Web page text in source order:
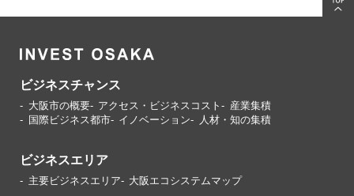
ビジネスチャンス
大阪市の概要 アクセス・ビジネスコスト
産業集積
国際ビジネス都市
イノベーション 人材・知の集積
ビジネスエリア
主要ビジネスエリア 大阪エコシステムマップ